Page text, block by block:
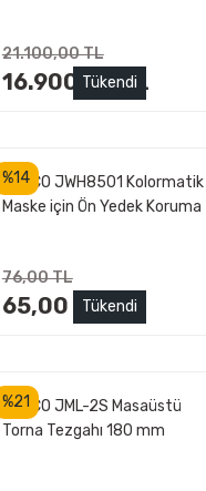
21.100,00 TL
16.900,00 TL
Tükendi
%14
JETCO JWH8501 Kolormatik
Maske için Ön Yedek Koruma
76,00 TL
65,00 TLTükendi
%21
JETCO JML-2S Masaüstü
Torna Tezgahı 180 mm